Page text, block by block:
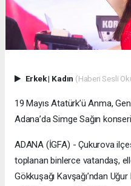
Erkek| Kadın (Haberi Sesli
19 Mayıs Atatürk’ü Anma,
Adana’da Simge Sağın
ADANA (İGFA) - Çukurova
toplanan binlerce vatandaş,
Gökkuşağı Kavşağı’ndan